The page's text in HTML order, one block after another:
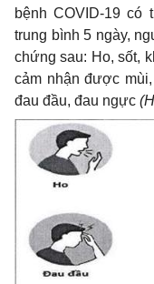
bệnh COVID-19 có
trung bình 5 ngày,
chứng sau: Ho, sốt,
cảm nhận được
đau đầu, đau ngực